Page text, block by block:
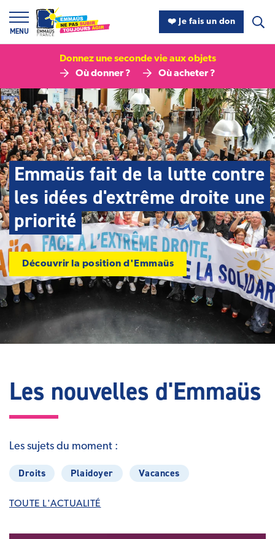
MENU
❤️ Je fais un don
Donnez une seconde vie aux objets
Où donner ?
Où acheter ?
Emmaüs France
Emmaüs fait de la lutte contre
les idées d'extrême droite une
priorité
Découvrir la position d'Emmaüs
Les nouvelles d'Emmaüs
Les sujets du moment :
Droits Plaidoyer Vacances
TOUTE L'ACTUALITÉ
Panneau de gestion des cookies